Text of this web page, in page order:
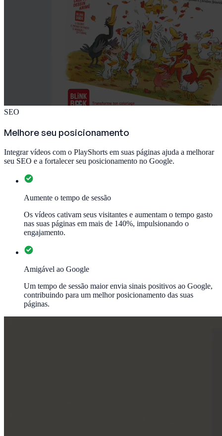
SEO
Melhore seu posicionamento
Integrar vídeos com o PlayShorts em suas páginas ajuda a melhorar
seu SEO e a fortalecer seu posicionamento no Google.
Aumente o tempo de sessão
Os vídeos cativam seus visitantes e aumentam o tempo gasto
nas suas páginas em mais de 140%, impulsionando o
engajamento.
Amigável ao Google
Um tempo de sessão maior envia sinais positivos ao Google,
contribuindo para um melhor posicionamento das suas
páginas.